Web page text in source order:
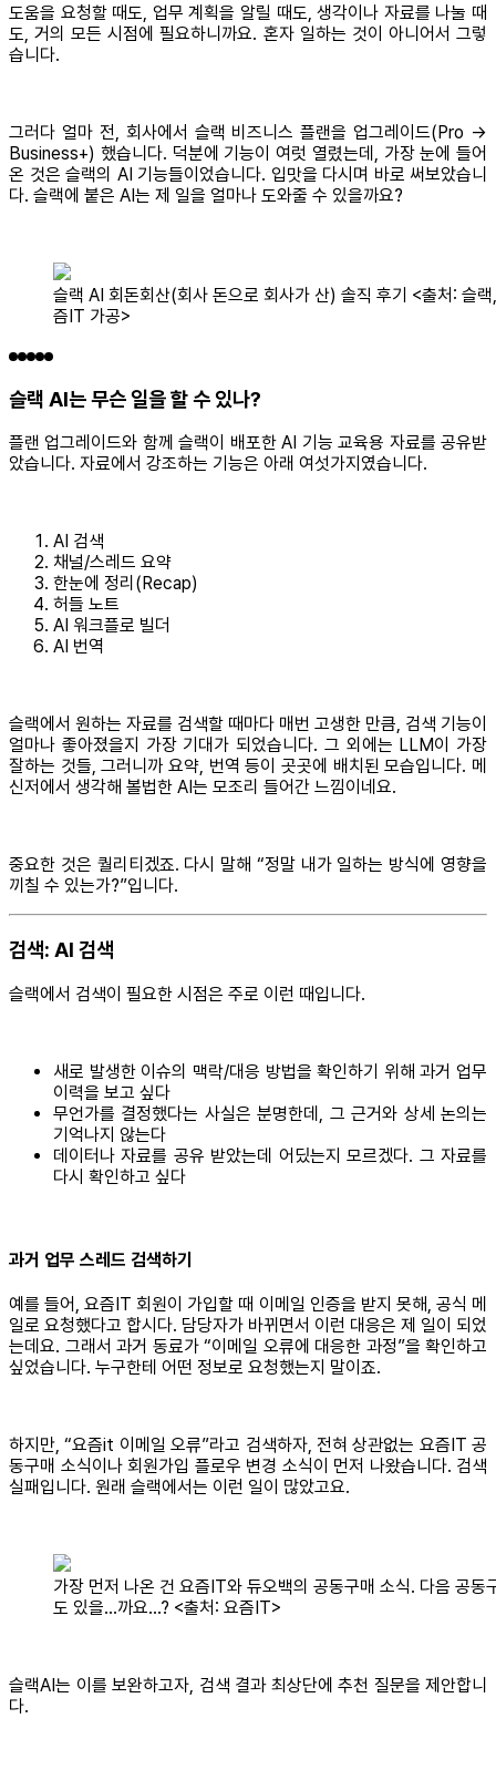
도움을 요청할 때도, 업무 계획을 알릴 때도, 생각이나 자료를 나눌 때
도, 거의 모든 시점에 필요하니까요. 혼자 일하는 것이 아니어서 그렇
습니다.
그러다 얼마 전, 회사에서 슬랙 비즈니스 플랜을 업그레이드(Pro →
Business+) 했습니다. 덕분에 기능이 여럿 열렸는데, 가장 눈에 들어
온 것은 슬랙의 AI 기능들이었습니다. 입맛을 다시며 바로 써보았습니
다. 슬랙에 붙은 AI는 제 일을 얼마나 도와줄 수 있을까요?
슬랙 AI 회돈회산(회사 돈으로 회사가 산) 솔직 후기 <출처: 슬
즘IT 가공>
슬랙 AI는 무슨 일을 할 수 있나?
플랜 업그레이드와 함께 슬랙이 배포한 AI 기능 교육용 자료를 공유받
았습니다. 자료에서 강조하는 기능은 아래 여섯가지였습니다.
AI 검색
채널/스레드 요약
한눈에 정리(Recap)
허들 노트
AI 워크플로 빌더
AI 번역
슬랙에서 원하는 자료를 검색할 때마다 매번 고생한 만큼, 검색 기능이
얼마나 좋아졌을지 가장 기대가 되었습니다. 그 외에는 LLM이 가장
잘하는 것들, 그러니까 요약, 번역 등이 곳곳에 배치된 모습입니다. 메
신저에서 생각해 볼법한 AI는 모조리 들어간 느낌이네요.
중요한 것은 퀄리티겠죠. 다시 말해 “정말 내가 일하는 방식에 영향을
끼칠 수 있는가?”입니다.
검색: AI 검색
슬랙에서 검색이 필요한 시점은 주로 이런 때입니다.
새로 발생한 이슈의 맥락/대응 방법을 확인하기 위해 과거 업무
이력을 보고 싶다
무언가를 결정했다는 사실은 분명한데, 그 근거와 상세 논의는
기억나지 않는다
데이터나 자료를 공유 받았는데 어딨는지 모르겠다. 그 자료를
다시 확인하고 싶다
과거 업무 스레드 검색하기
예를 들어, 요즘IT 회원이 가입할 때 이메일 인증을 받지 못해, 공식 메
일로 요청했다고 합시다. 담당자가 바뀌면서 이런 대응은 제 일이 되었
는데요. 그래서 과거 동료가 “이메일 오류에 대응한 과정”을 확인하고
싶었습니다. 누구한테 어떤 정보로 요청했는지 말이죠.
하지만, “요즘it 이메일 오류”라고 검색하자, 전혀 상관없는 요즘IT 공
동구매 소식이나 회원가입 플로우 변경 소식이 먼저 나왔습니다. 검색
실패입니다. 원래 슬랙에서는 이런 일이 많았고요.
가장 먼저 나온 건 요즘IT와 듀오백의 공동구매 소식. 다음 공동
도 있을…까요…? <출처: 요즘IT>
슬랙AI는 이를 보완하고자, 검색 결과 최상단에 추천 질문을 제안합니
다.